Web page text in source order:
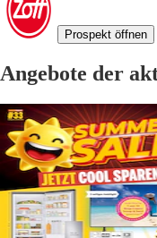
Prospekt öffnen
Angebote der